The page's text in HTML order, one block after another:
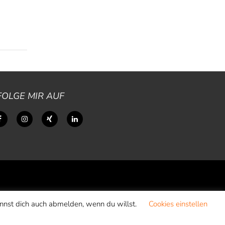
MIR AUF
dich auch abmelden, wenn du willst. Cookies einstellen